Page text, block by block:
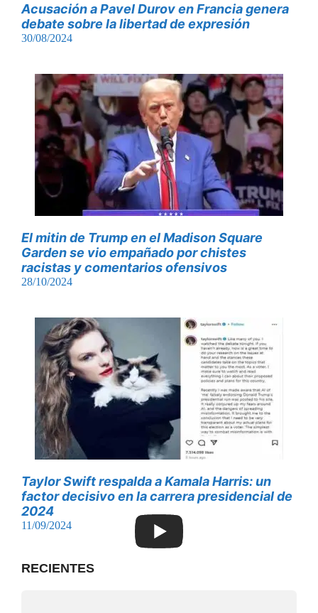
Acusación a Pavel Durov en Francia genera
debate sobre la libertad de expresión
30/08/2024
El mitin de Trump en el Madison Square
Garden se vio empañado por chistes
racistas y comentarios ofensivos
28/10/2024
Taylor Swift respalda a Kamala Harris: un
factor decisivo en la carrera presidencial de
2024
11/09/2024
RECIENTES